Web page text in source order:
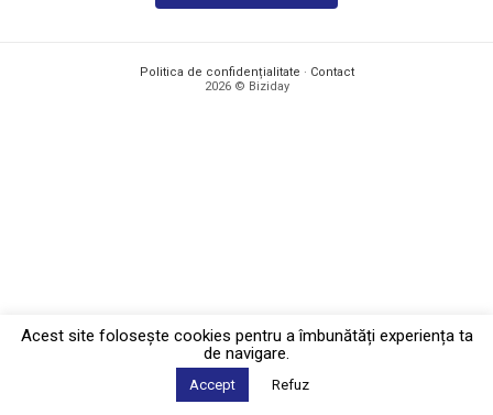
Politica de confidențialitate · Contact
2026 © Biziday
Acest site foloseşte cookies pentru a îmbunătăți experiența ta
de navigare.
Accept Refuz